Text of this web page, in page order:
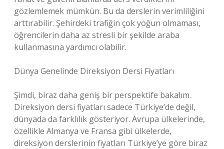
gözlemlemek mümkün. Bu da derslerin verimliliğini
arttırabilir. Şehirdeki trafiğin çok yoğun olmaması,
öğrencilerin daha az stresli bir şekilde araba
kullanmasına yardımcı olabilir.
Dünya Genelinde Direksiyon Dersi Fiyatları
Şimdi, biraz daha geniş bir perspektife bakalım.
Direksiyon dersi fiyatları sadece Türkiye’de değil,
dünyada da farklılık gösteriyor. Avrupa ülkelerinde,
özellikle Almanya ve Fransa gibi ülkelerde,
direksiyon derslerinin fiyatları Türkiye’ye göre biraz